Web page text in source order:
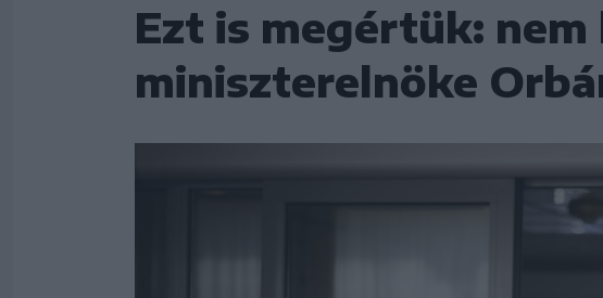
Ezt is megértük:
miniszterelnöke